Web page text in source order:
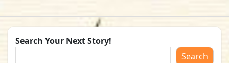
Search Your Next Story!
Search